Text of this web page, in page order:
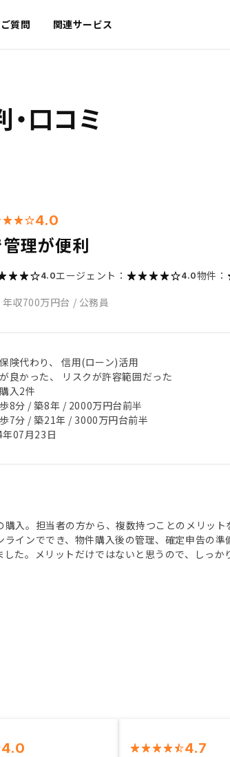
質問 関連サービス
口コミ
4.0
理が便利
4.0エージェント： 4.0物件：
年収700万円台 / 公務員
険代わり、 信用(ローン)活用
良かった、 リスクが許容範囲だった
入2件
8分 / 築8年 / 2000万円台前半
7分 / 築21年 / 3000万円台前半
07月23日
購入。担当者の方から、複数持つことのメリッ
ラインででき、物件購入後の管理、確定申告の
した。メリットだけではないと思うので、しっか
4.0 4.7